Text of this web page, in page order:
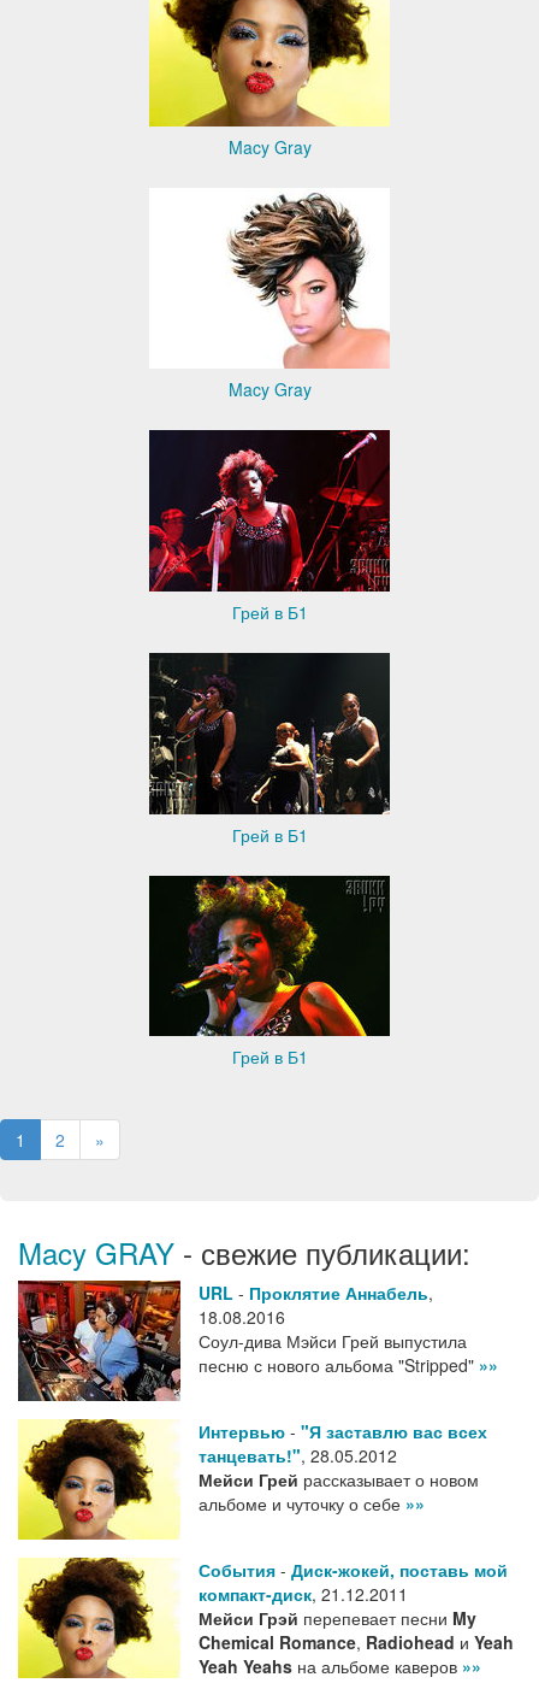
Macy Gray
Macy Gray
Грей в Б1
Грей в Б1
Грей в Б1
1 2 »
Macy GRAY - свежие публикации:
URL - Проклятие Аннабель,
18.08.2016
Соул-дива Мэйси Грей выпустила
песню с нового альбома "Stripped" »»
Интервью - "Я заставлю вас всех
танцевать!", 28.05.2012
Мейси Грей рассказывает о новом
альбоме и чуточку о себе »»
События - Диск-жокей, поставь мой
компакт-диск, 21.12.2011
Мейси Грэй перепевает песни My
Chemical Romance, Radiohead и Yeah
Yeah Yeahs на альбоме каверов »»